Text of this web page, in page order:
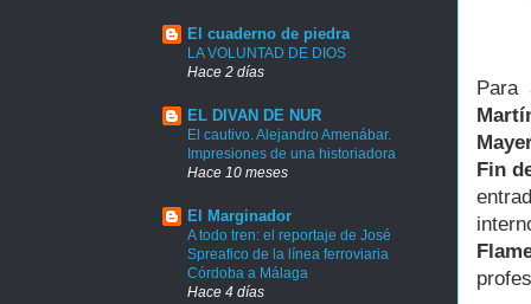
Fin
El cuaderno de piedra
LA VOLUNTAD DE DIOS
Hace 2 días
EL DIVAN DE NUR
El cautivo. Alejandro Amenábar.
Impresiones de una historiadora
Hace 10 meses
El Marginador
A todo tren: el reportaje de José
Spreafico de la línea ferroviaria
Córdoba a Málaga
Hace 4 días